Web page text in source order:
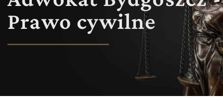
Prawo cywilne